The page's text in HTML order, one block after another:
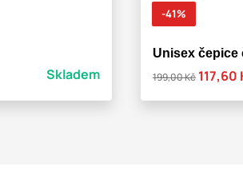
Skladem
-41%
Unisex čepice
199,00 Kč 117,60